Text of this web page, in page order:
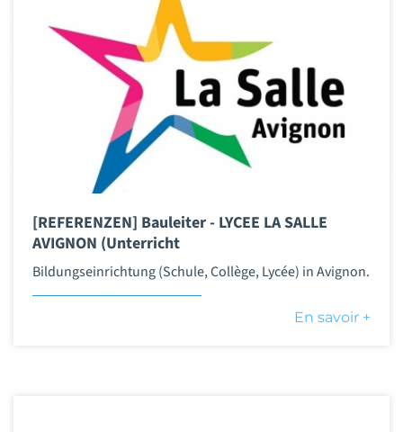
[REFERENZEN] Bauleiter - LYCEE LA SALLE
AVIGNON (Unterricht
Bildungseinrichtung (Schule, Collège, Lycée) in Avignon.
En savoir +